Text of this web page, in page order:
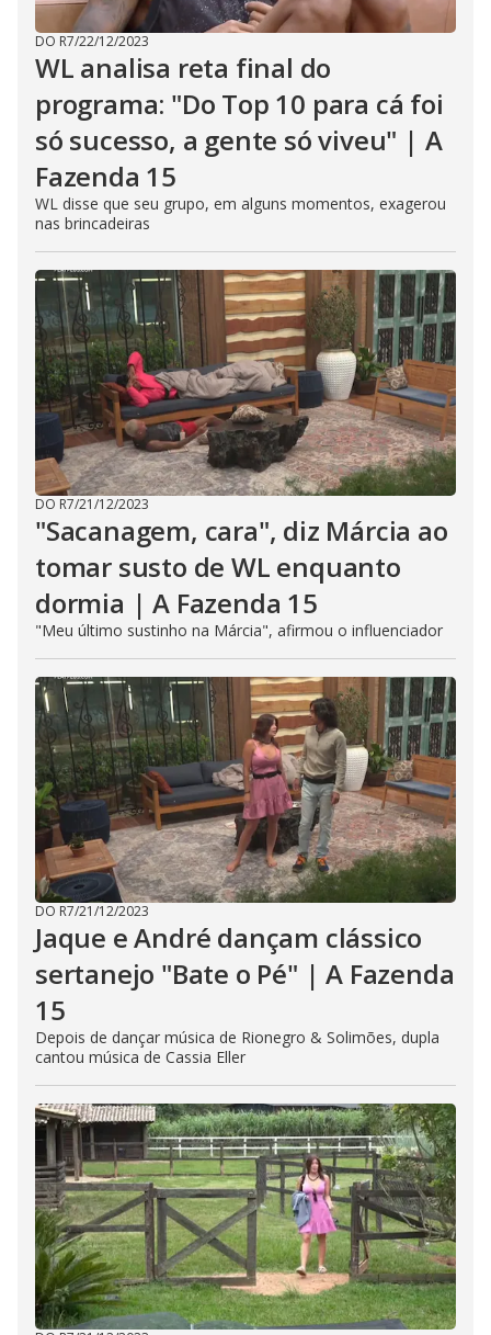
DO R7/22/12/2023
WL analisa reta final do
programa: "Do Top 10 para cá foi
só sucesso, a gente só viveu" | A
Fazenda 15
WL disse que seu grupo, em alguns momentos, exagerou
nas brincadeiras
DO R7/21/12/2023
"Sacanagem, cara", diz Márcia ao
tomar susto de WL enquanto
dormia | A Fazenda 15
"Meu último sustinho na Márcia", afirmou o influenciador
DO R7/21/12/2023
Jaque e André dançam clássico
sertanejo "Bate o Pé" | A Fazenda
15
Depois de dançar música de Rionegro & Solimões, dupla
cantou música de Cassia Eller